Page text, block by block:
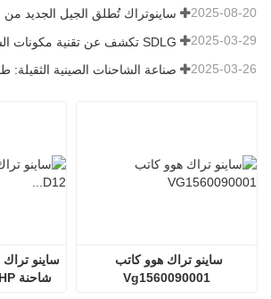
2025-08-20
2025-03-29
2025-03-26
Vg1560090001